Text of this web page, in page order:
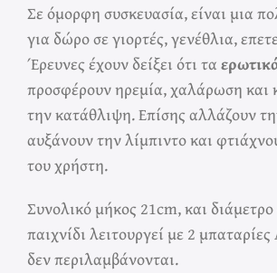
Σε όμορφη συσκευασία, είναι μια
για δώρο σε γιορτές, γενέθλια,
Έρευνες έχουν δείξει ότι τα
προσφέρουν ηρεμία, χαλάρωση και
την κατάθλιψη. Επίσης αλλάζουν
αυξάνουν την λίμπιντο και
του χρήστη.
Συνολικό μήκος 21cm, και
παιχνίδι λειτουργεί με 2
δεν περιλαμβάνονται.